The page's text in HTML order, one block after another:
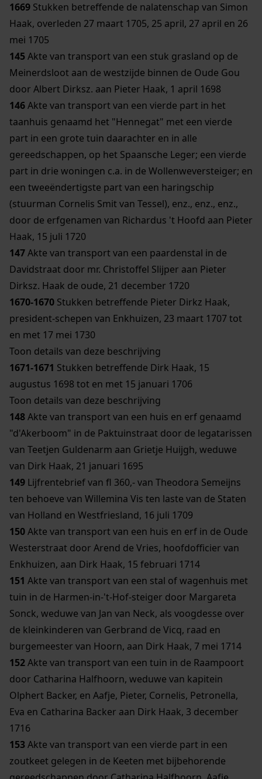
1669 Stukken betreffende de nalatenschap van Simon
Haak, overleden 27 maart 1705, 25 april, 27 april en 26
mei 1705
145Akte van transport van een stuk grasland op de
Meinerdsloot aan de westzijde binnen de Oude Gou
door Albert Dirksz. aan Pieter Haak, 1 april 1698
146Akte van transport van een vierde part in het
taanhuis genaamd het "Hennegat" met een vierde
part in een grote tuin daarachter en in alle
gereedschappen, op het Spaansche Leger; een vierde
part in drie woningen c.a. in de Wollenweversteiger; en
een tweeëndertigste part van een haringschip
(stuurman Cornelis Smit van Tessel), enz., enz., enz.,
door de erfgenamen van Richardus 't Hoofd aan Pieter
Haak, 15 juli 1720
147Akte van transport van een paardenstal in de
Davidstraat door mr. Christoffel Slijper aan Pieter
Dirksz. Haak de oude, 21 december 1720
1670-1670 Stukken betreffende Pieter Dirkz Haak,
president-schepen van Enkhuizen, 23 maart 1707 tot
en met 17 mei 1730
Toon details van deze beschrijving
1671-1671 Stukken betreffende Dirk Haak, 15
augustus 1698 tot en met 15 januari 1706
Toon details van deze beschrijving
148Akte van transport van een huis en erf genaamd
"d'Akerboom" in de Paktuinstraat door de legatarissen
van Teetjen Guldenarm aan Grietje Huijgh, weduwe
van Dirk Haak, 21 januari 1695
149 Lijfrentebrief van fl 360,- van Theodora Semeijns
ten behoeve van Willemina Vis ten laste van de Staten
van Holland en Westfriesland, 16 juli 1709
150Akte van transport van een huis en erf in de Oude
Westerstraat door Arend de Vries, hoofdofficier van
Enkhuizen, aan Dirk Haak, 15 februari 1714
151 Akte van transport van een stal of wagenhuis met
tuin in de Harmen-in-'t-Hof-steiger door Margareta
Sonck, weduwe van Jan van Neck, als voogdesse over
de kleinkinderen van Gerbrand de Vicq, raad en
burgemeester van Hoorn, aan Dirk Haak, 7 mei 1714
152Akte van transport van een tuin in de Raampoort
door Catharina Halfhoorn, weduwe van kapitein
Olphert Backer, en Aafje, Pieter, Cornelis, Petronella,
Eva en Catharina Backer aan Dirk Haak, 3 december
1716
153Akte van transport van een vierde part in een
zoutkeet gelegen in de Keeten met bijbehorende